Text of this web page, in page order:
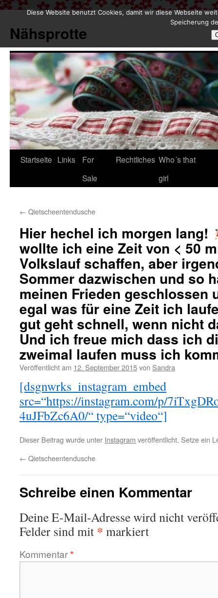
springen
Nähsprotte
Startseite Links
For
Sale
Rechtliches Who´s that
girl
← Qietscheentendusche
Hier hechel ich morgen lang!
wollte ich eine Zeit von < 50
Volkslauf schaffen, aber
Sommer dazwischen und so
meinen Frieden geschlossen
egal was für eine Zeit ich
gut geht schnell, wenn nicht
Und ich freue mich dass ich
zweimal laufen muss ich
Veröffentlicht am 12. September 2015von Sandra
[dsgnwrks_instagram_embed
src=“https://instagram.com/p/
4uJFbZc6A0/“ type=“video“]
Dieser Beitrag wurde unter Instagram veröffentlicht. Setze ein
← Qietscheentendusche
Schreibe einen Kommentar
Deine E-Mail-Adresse wird nicht
Felder sind mit * markiert
Kommentar*
Diese Website benutzt Cookies, damit wir diese Webseite
Speicherung